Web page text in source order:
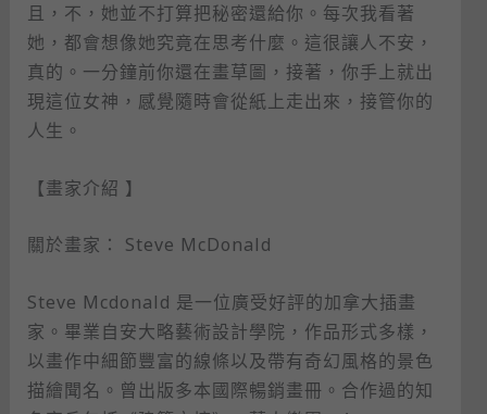
且，不，她並不打算把秘密還給你。每次我看著
她，都會想像她究竟在思考什麼。這很讓人不安，
真的。一分鐘前你還在畫草圖，接著，你手上就出
現這位女神，感覺隨時會從紙上走出來，接管你的
人生。
【畫家介紹 】
關於畫家： Steve McDonald
Steve Mcdonald 是一位廣受好評的加拿大插畫
家。畢業自安大略藝術設計學院，作品形式多樣，
以畫作中細節豐富的線條以及帶有奇幻風格的景色
描繪聞名。曾出版多本國際暢銷畫冊。合作過的知